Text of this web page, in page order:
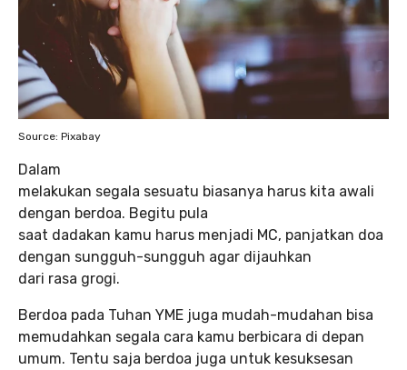
Source: Pixabay
Dalam
melakukan segala sesuatu biasanya harus kita awali
dengan berdoa. Begitu pula
saat dadakan kamu harus menjadi MC, panjatkan doa
dengan sungguh-sungguh agar dijauhkan
dari rasa grogi.
Berdoa pada Tuhan YME juga mudah-mudahan bisa
memudahkan segala cara kamu berbicara di depan
umum. Tentu saja berdoa juga untuk kesuksesan